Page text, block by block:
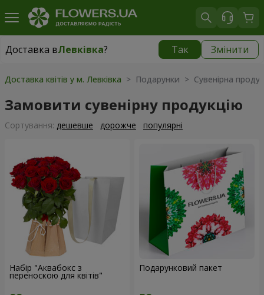
Доставка вЛевківка? Так Змінити
Доставка вЛевківка|
Доставка квітів у м. Левківка > Подарунки > Сувенірна
Замовити сувенірну продукцію
Сортування: дешевше дорожче популярні
Набір "Аквабокс з
переноскою для квітів"
Подарунковий пакет